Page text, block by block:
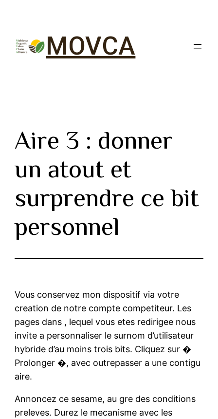
MOVCA
Aire 3 : donner
un atout et
surprendre ce bit
personnel
Vous conservez mon dispositif via votre
creation de notre compte competiteur. Les
pages dans , lequel vous etes redirigee nous
invite a personnaliser le surnom d’utilisateur
hybride d’au moins trois bits. Cliquez sur �
Prolonger �, avec outrepasser a une contigu
aire.
Annoncez ce sesame, au gre des conditions
preleves. Durez le mecanisme avec les